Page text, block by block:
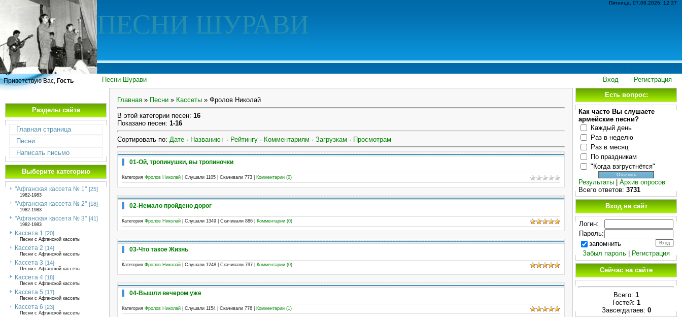
Пятница, 07.08.2026, 12:37
ПЕСНИ ШУРАВИ
Песни Шурави Регистрация
Вход
Приветствую Вас, Гость
Разделы сайта
Главная страница
Песни
Написать письмо
Выберите категорию
"Афганская кассета № 1" [25]
1982-1983
"Афганская кассета № 2" [18]
1982-1983
"Афганская кассета № 3" [41]
1982-1983
Кассета 1 [20]
Песни с Афганской кассеты
Кассета 2 [14]
Песни с Афганской кассеты
Кассета 3 [14]
Песни с Афганской кассеты
Кассета 4 [18]
Песня с Афганской кассеты
Кассета 5 [17]
Песни с Афганской кассеты
Кассета 6 [23]
Песни с Афганской кассеты
Главная » Песни » Кассеты » Фролов Николай
В этой категории песен: 16
Показано песен: 1-16
Сортировать по: Дате · Названию · Рейтингу · Комментариям · Загрузкам · Просмотрам
01-Ой, тропинушки, вы тропиночки
Категория Фролов Николай | Слушали 1105 | Скачивали 773 Комментарии (0)
02-Немало пройдено дорог
Категория Фролов Николай | Слушали 1349 | Скачивали 886 Комментарии (0)
03-Что такое Жизнь
Категория Фролов Николай | Слушали 1248 | Скачивали 797 Комментарии (0)
04-Вышли вечером уже
Категория Фролов Николай | Слушали 1154 | Скачивали 776 Комментарии (1)
Есть вопрос:
Как часто Вы слушаете
армейские песни?
Каждый день
Раз в неделю
Раз в месяц
По праздникам
"Когда взгрустнётся"
Результаты
Архив опросов
Всего ответов: 3731
Вход на сайт
Логин:
Пароль:
запомнить
Забыл пароль
Регистрация
Сейчас на сайте
Всего: 1
Гостей: 1
Завсегдатаев: 0